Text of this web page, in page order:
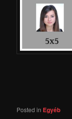
Posted in Egyéb